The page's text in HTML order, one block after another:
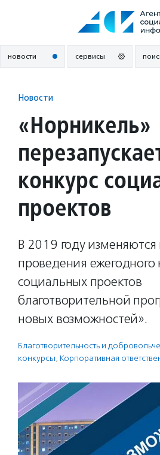
новости сервисы
Новости
«Норникель»
конкурс
проектов
В 2019 году изменяются
проведения ежегодного
социальных проектов
благотворительной
новых возможностей».
Благотвори­тель­ность и
конкурсы, Корпоративная